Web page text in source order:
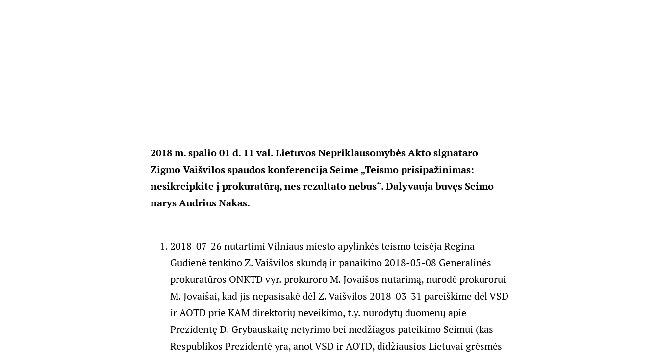
2018 m. spalio 01 d. 11 val. Lietuvos Nepriklausomybės Akto signataro
Zigmo Vaišvilos spaudos konferencija Seime „Teismo prisipažinimas:
nesikreipkite į prokuratūrą, nes rezultato nebus“. Dalyvauja buvęs Seimo
narys Audrius Nakas.
2018-07-26 nutartimi Vilniaus miesto apylinkės teismo teisėja Regina
Gudienė tenkino Z. Vaišvilos skundą ir panaikino 2018-05-08 Generalinės
prokuratūros ONKTD vyr. prokuroro M. Jovaišos nutarimą, nurodė prokurorui
M. Jovaišai, kad jis nepasisakė dėl Z. Vaišvilos 2018-03-31 pareiškime dėl VSD
ir AOTD prie KAM direktorių neveikimo, t.y. nurodytų duomenų apie
Prezidentę D. Grybauskaitę netyrimo bei medžiagos pateikimo Seimui (kas
Respublikos Prezidentė yra, anot VSD ir AOTD, didžiausios Lietuvai grėsmės